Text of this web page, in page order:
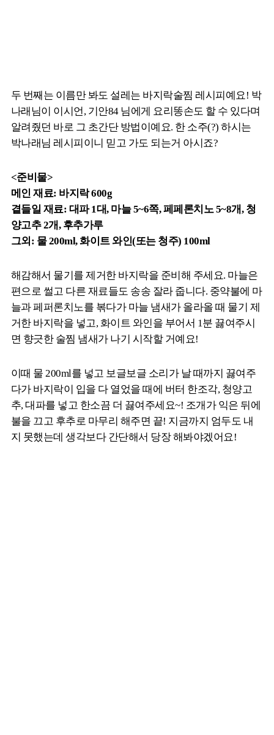
두 번째는 이름만 봐도 설레는 바지락술찜 레시피예요! 박
나래님이 이시언, 기안84 님에게 요리똥손도 할 수 있다며
알려줬던 바로 그 초간단 방법이예요. 한 소주(?) 하시는
박나래님 레시피이니 믿고 가도 되는거 아시죠?
<준비물>
메인 재료: 바지락 600g
곁들일 재료: 대파 1대, 마늘 5~6쪽, 페페론치노 5~8개, 청
양고추 2개, 후추가루
그외: 물 200ml, 화이트 와인(또는 청주) 100ml
해감해서 물기를 제거한 바지락을 준비해 주세요. 마늘은
편으로 썰고 다른 재료들도 송송 잘라 줍니다. 중약불에 마
늘과 페퍼론치노를 볶다가 마늘 냄새가 올라올 때 물기 제
거한 바지락을 넣고, 화이트 와인을 부어서 1분 끓여주시
면 향긋한 술찜 냄새가 나기 시작할 거예요!
이때 물 200ml를 넣고 보글보글 소리가 날 때까지 끓여주
다가 바지락이 입을 다 열었을 때에 버터 한조각, 청양고
추, 대파를 넣고 한소끔 더 끓여주세요~! 조개가 익은 뒤에
불을 끄고 후추로 마무리 해주면 끝! 지금까지 엄두도 내
지 못했는데 생각보다 간단해서 당장 해봐야겠어요!